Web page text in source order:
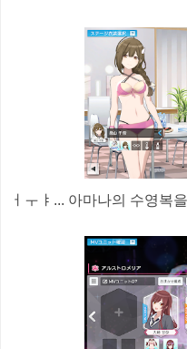
ㅓㅜㅑ... 아마나의 수영복